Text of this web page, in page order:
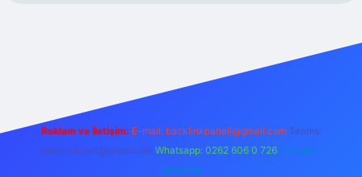
Reklam ve İletişim: E-mail: backlinkpaneli@gmail.com Teams:
forumhizmeti@gmail.com Whatsapp: 0262 606 0 726 Telegram:
@karabul